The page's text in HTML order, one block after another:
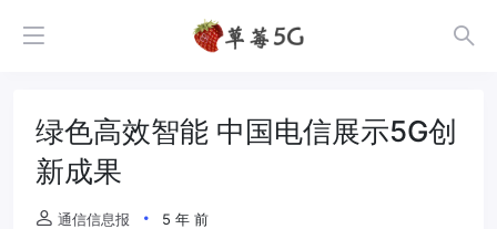
绿色高效智能 中国电信展示5G创
新成果
通信信息报 5 年 前